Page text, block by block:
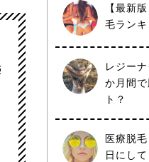
【最新
毛ラン
レジー
か月間
ト？
医療脱
日にし